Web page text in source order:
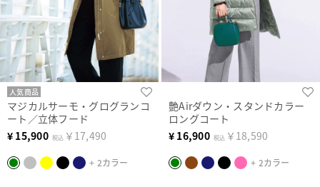
人気商品
マジカルサーモ・グログランコ
ート／立体フード
¥ 15,900 税込 ￥17,490
+ 2カラー
艶Airダウン・スタンドカラー
ロングコート
¥ 16,900 税込 ￥18,590
+ 2カラー